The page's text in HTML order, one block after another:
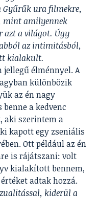
Gyűrűk ura filmekre,
mint amilyennek
azt a világot. Úgy
az intimitásból,
kialakult.
élménnyel. A
különbözik
az én nagy
a kedvenc
aki szerintem a
kapott egy zseniális
Ott például az én
is rájátszani: volt
kialakított bennem,
adtak hozzá.
kiderül a